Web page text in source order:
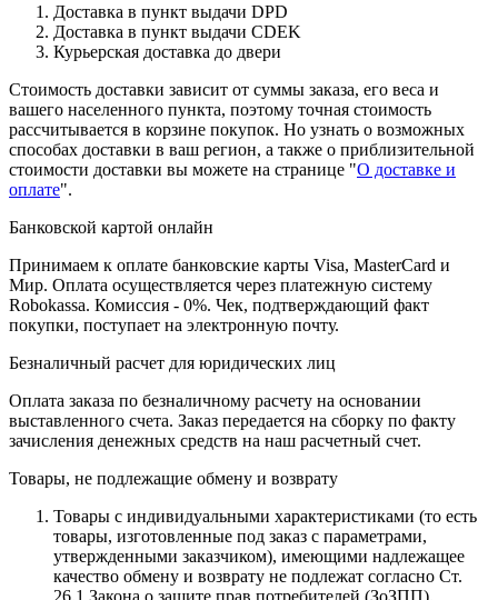
Доставка в пункт выдачи DPD
Доставка в пункт выдачи CDEK
Курьерская доставка до двери
Стоимость доставки зависит от суммы заказа, его веса и
вашего населенного пункта, поэтому точная стоимость
рассчитывается в корзине покупок. Но узнать о возможных
способах доставки в ваш регион, а также о приблизительной
стоимости доставки вы можете на странице "О доставке и
оплате".
Банковской картой онлайн
Принимаем к оплате банковские карты Visa, MasterCard и
Мир. Оплата осуществляется через платежную систему
Robokassa. Комиссия - 0%. Чек, подтверждающий факт
покупки, поступает на электронную почту.
Безналичный расчет для юридических лиц
Оплата заказа по безналичному расчету на основании
выставленного счета. Заказ передается на сборку по факту
зачисления денежных средств на наш расчетный счет.
Товары, не подлежащие обмену и возврату
Товары с индивидуальными характеристиками (то есть
товары, изготовленные под заказ с параметрами,
утвержденными заказчиком), имеющими надлежащее
качество обмену и возврату не подлежат согласно Ст.
26.1 Закона о защите прав потребителей (ЗоЗПП).